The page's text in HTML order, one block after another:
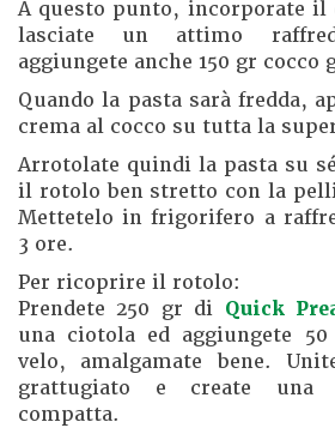
A questo punto, incorporate il
lasciate un attimo
aggiungete anche 150 gr cocco
Quando la pasta sarà fredda,
crema al cocco su tutta la
Arrotolate quindi la pasta su
il rotolo ben stretto con la
Mettetelo in frigorifero a
3 ore.
Per ricoprire il rotolo:
Prendete 250 gr di Quick
una ciotola ed aggiungete
velo, amalgamate bene.
grattugiato e create una
compatta.